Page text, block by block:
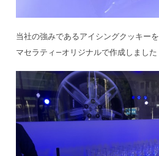
当社の強みであるアイシングクッキーを
マセラティ―オリジナルで作成しました